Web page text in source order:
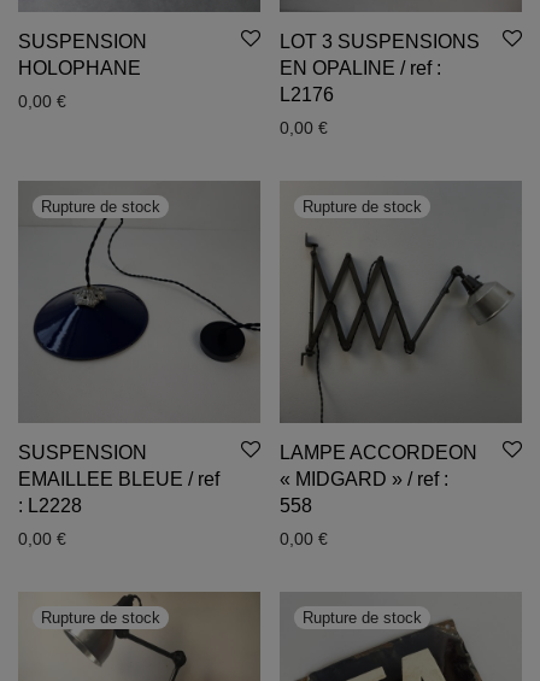
SUSPENSION
HOLOPHANE
0,00 €
LOT 3 SUSPENSIONS
EN OPALINE / ref :
L2176
0,00 €
SUSPENSION
EMAILLEE BLEUE / ref
: L2228
0,00 €
LAMPE ACCORDEON
« MIDGARD » / ref :
558
0,00 €